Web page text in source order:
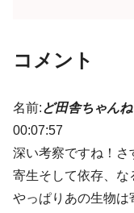
コメント
名前:ど田舎ちゃん
00:07:57
深い考察ですね！
寄生そして依存、な
やっぱりあの生物は